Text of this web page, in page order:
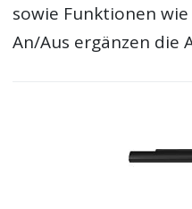
sowie Funktionen
An/Aus ergänzen die